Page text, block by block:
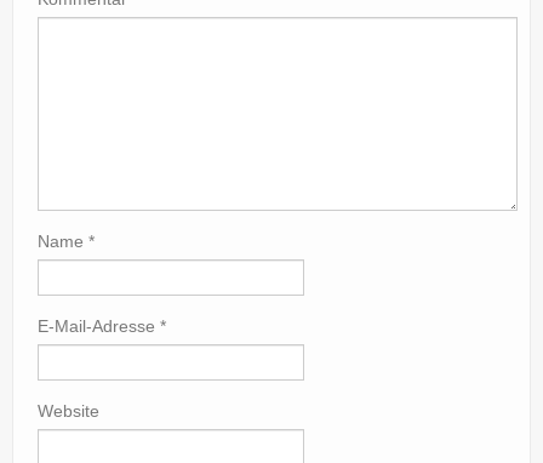
Name *
E-Mail-Adresse *
Website